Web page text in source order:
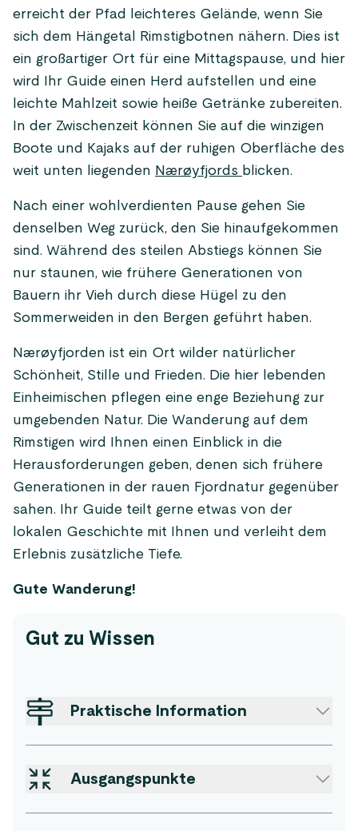
erreicht der Pfad leichteres Gelände, wenn Sie
sich dem Hängetal Rimstigbotnen nähern. Dies ist
ein großartiger Ort für eine Mittagspause, und hier
wird Ihr Guide einen Herd aufstellen und eine
leichte Mahlzeit sowie heiße Getränke zubereiten.
In der Zwischenzeit können Sie auf die winzigen
Boote und Kajaks auf der ruhigen Oberfläche des
weit unten liegenden Nærøyfjords blicken.
Nach einer wohlverdienten Pause gehen Sie
denselben Weg zurück, den Sie hinaufgekommen
sind. Während des steilen Abstiegs können Sie
nur staunen, wie frühere Generationen von
Bauern ihr Vieh durch diese Hügel zu den
Sommerweiden in den Bergen geführt haben.
Nærøyfjorden ist ein Ort wilder natürlicher
Schönheit, Stille und Frieden. Die hier lebenden
Einheimischen pflegen eine enge Beziehung zur
umgebenden Natur. Die Wanderung auf dem
Rimstigen wird Ihnen einen Einblick in die
Herausforderungen geben, denen sich frühere
Generationen in der rauen Fjordnatur gegenüber
sahen. Ihr Guide teilt gerne etwas von der
lokalen Geschichte mit Ihnen und verleiht dem
Erlebnis zusätzliche Tiefe.
Gute Wanderung!
Gut zu Wissen
Praktische Information
Ausgangspunkte